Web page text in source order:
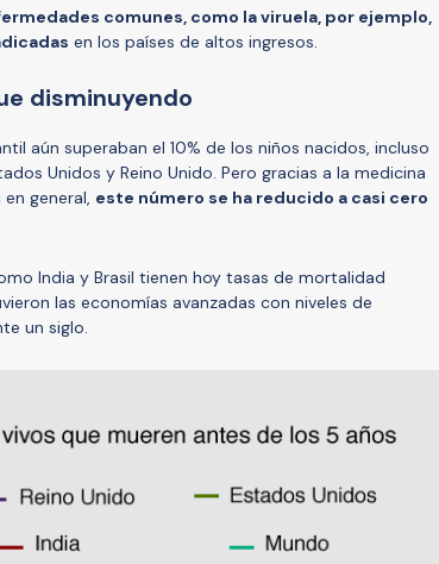
comunes, como la viruela, por ejemplo,
en los países de altos ingresos.
disminuyendo
aún superaban el 10% de los niños nacidos, incluso
Unidos y Reino Unido. Pero gracias a la medicina
general, este número se ha reducido a casi cero
India y Brasil tienen hoy tasas de mortalidad
las economías avanzadas con niveles de
un siglo.